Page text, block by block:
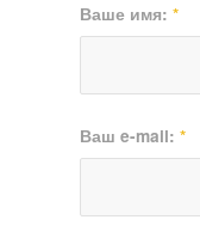
Ваше имя: *
Ваш e-mail: *